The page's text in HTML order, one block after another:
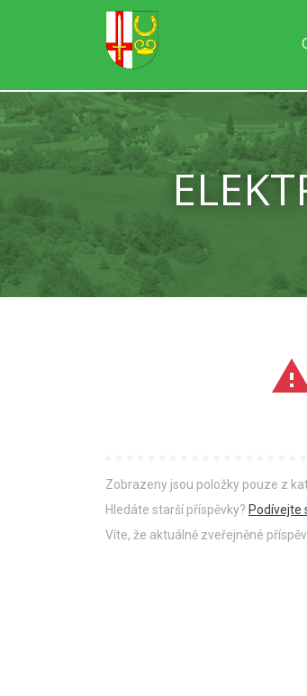
Zobrazeny jsou položky pouze z
Hledáte starší příspěvky? Podívejte
Víte, že aktuálně zveřejněné